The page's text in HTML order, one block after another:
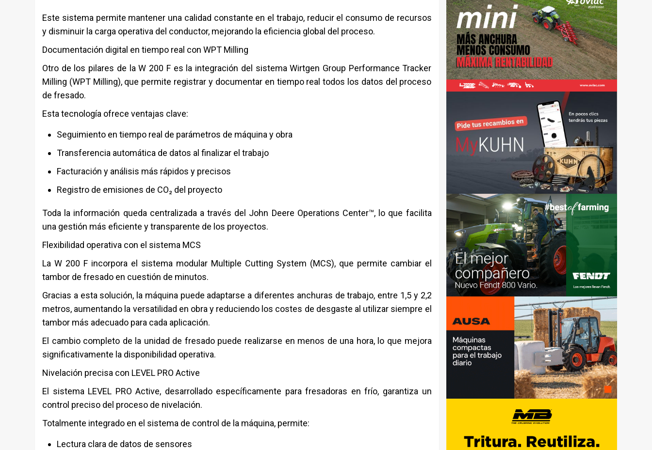
Este sistema permite mantener una calidad constante en el trabajo, reducir el consumo de recursos
y disminuir la carga operativa del conductor, mejorando la eficiencia global del proceso.
Documentación digital en tiempo real con WPT Milling
Otro de los pilares de la W 200 F es la integración del sistema Wirtgen Group Performance Tracker
Milling (WPT Milling), que permite registrar y documentar en tiempo real todos los datos del proceso
de fresado.
Esta tecnología ofrece ventajas clave:
Seguimiento en tiempo real de parámetros de máquina y obra
Transferencia automática de datos al finalizar el trabajo
Facturación y análisis más rápidos y precisos
Registro de emisiones de CO₂ del proyecto
Toda la información queda centralizada a través del John Deere Operations Center™, lo que facilita
una gestión más eficiente y transparente de los proyectos.
Flexibilidad operativa con el sistema MCS
La W 200 F incorpora el sistema modular Multiple Cutting System (MCS), que permite cambiar el
tambor de fresado en cuestión de minutos.
Gracias a esta solución, la máquina puede adaptarse a diferentes anchuras de trabajo, entre 1,5 y 2,2
metros, aumentando la versatilidad en obra y reduciendo los costes de desgaste al utilizar siempre el
tambor más adecuado para cada aplicación.
El cambio completo de la unidad de fresado puede realizarse en menos de una hora, lo que mejora
significativamente la disponibilidad operativa.
Nivelación precisa con LEVEL PRO Active
El sistema LEVEL PRO Active, desarrollado específicamente para fresadoras en frío, garantiza un
control preciso del proceso de nivelación.
Totalmente integrado en el sistema de control de la máquina, permite:
Lectura clara de datos de sensores